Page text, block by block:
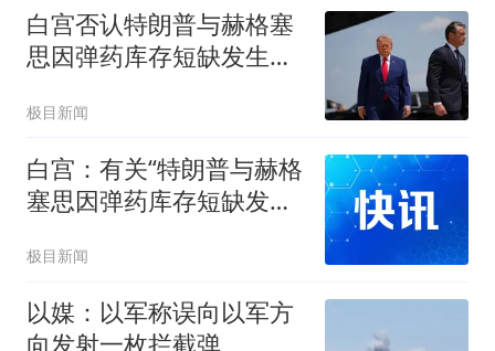
白宫否认特朗普与赫格塞
思因弹药库存短缺发生争
极目新闻
白宫：有关“特朗普与赫格
塞思因弹药库存短缺发生
极目新闻
以媒：以军称误向以军方
向发射一枚拦截弹